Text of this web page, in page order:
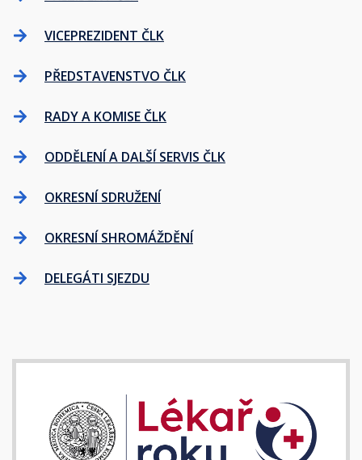
VICEPREZIDENT ČLK
PŘEDSTAVENSTVO ČLK
RADY A KOMISE ČLK
ODDĚLENÍ A DALŠÍ SERVIS ČLK
OKRESNÍ SDRUŽENÍ
OKRESNÍ SHROMÁŽDĚNÍ
DELEGÁTI SJEZDU